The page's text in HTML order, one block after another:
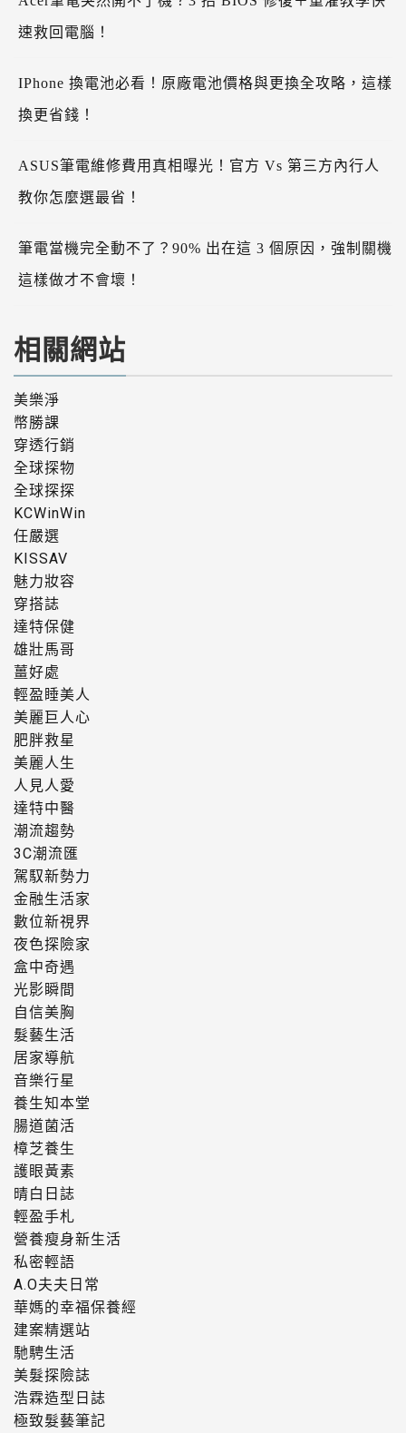
速救回電腦！
IPhone 換電池必看！原廠電池價格與更換全攻略，這樣
換更省錢！
ASUS筆電維修費用真相曝光！官方 Vs 第三方內行人
教你怎麼選最省！
筆電當機完全動不了？90% 出在這 3 個原因，強制關機
這樣做才不會壞！
相關網站
美樂淨
幣勝課
穿透行銷
全球探物
全球探探
KCWinWin
任嚴選
KISSAV
魅力妝容
穿搭誌
達特保健
雄壯馬哥
薑好處
輕盈睡美人
美麗巨人心
肥胖救星
美麗人生
人見人愛
達特中醫
潮流趨勢
3C潮流匯
駕馭新勢力
金融生活家
數位新視界
夜色探險家
盒中奇遇
光影瞬間
自信美胸
髮藝生活
居家導航
音樂行星
養生知本堂
腸道菌活
樟芝養生
護眼黃素
晴白日誌
輕盈手札
營養瘦身新生活
私密輕語
A.O夫夫日常
華媽的幸福保養經
建案精選站
馳騁生活
美髮探險誌
浩霖造型日誌
極致髮藝筆記